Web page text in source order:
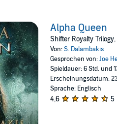
Alpha Queen
Shifter Royalty
Von:S. Dalambakis
Gesprochen von:Joe
Spieldauer: 6 Std. und
Erscheinungsdatum:
Sprache: Englisch
4,6 5